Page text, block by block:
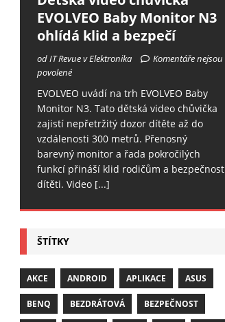
EVOLVEO Baby Monitor N3
ohlídá klid a bezpečí
od IT Revue v Elektronika
Komentáře nejsou
povolené
EVOLVEO uvádí na trh EVOLVEO Baby
Monitor N3. Tato dětská video chůvička
zajistí nepřetržitý dozor dítěte až do
vzdálenosti 300 metrů. Přenosný
barevný monitor a řada pokročilých
funkcí přináší klid rodičům a bezpečnost
dítěti. Video [...]
ŠTÍTKY
AKCE ANDROID APLIKACE ASUS
BENQ BEZDRÁTOVÁ BEZPEČNOST